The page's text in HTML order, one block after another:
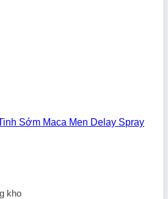
Sớm Maca Men Delay Spray
kho